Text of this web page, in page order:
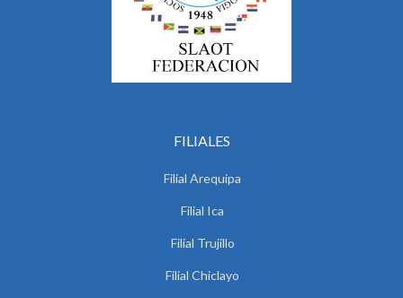
FILIALES
Filial Arequipa
Filial Ica
Filial Trujillo
Filial Chiclayo